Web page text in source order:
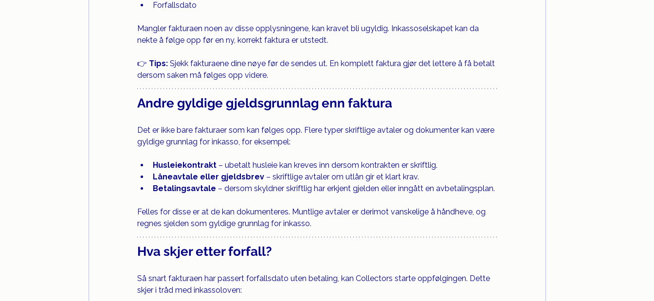
Forfallsdato
Mangler fakturaen noen av disse opplysningene, kan kravet bli ugyldig. Inkassoselskapet kan da
nekte å følge opp før en ny, korrekt faktura er utstedt.
👉 Tips: Sjekk fakturaene dine nøye før de sendes ut. En komplett faktura gjør det lettere å få betalt
dersom saken må følges opp videre.
Andre gyldige gjeldsgrunnlag enn faktura
Det er ikke bare fakturaer som kan følges opp. Flere typer skriftlige avtaler og dokumenter kan være
gyldige grunnlag for inkasso, for eksempel:
Husleiekontrakt – ubetalt husleie kan kreves inn dersom kontrakten er skriftlig.
Låneavtale eller gjeldsbrev – skriftlige avtaler om utlån gir et klart krav.
Betalingsavtale – dersom skyldner skriftlig har erkjent gjelden eller inngått en avbetalingsplan.
Felles for disse er at de kan dokumenteres. Muntlige avtaler er derimot vanskelige å håndheve, og
regnes sjelden som gyldige grunnlag for inkasso.
Hva skjer etter forfall?
Så snart fakturaen har passert forfallsdato uten betaling, kan Collectors starte oppfølgingen. Dette
skjer i tråd med inkassoloven: